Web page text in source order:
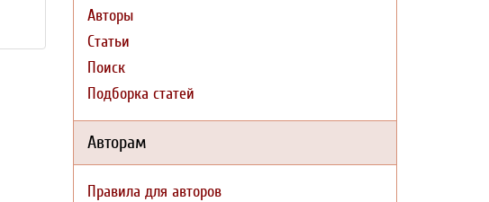
Авторы
Статьи
Поиск
Подборка статей
Авторам
Правила для авторов